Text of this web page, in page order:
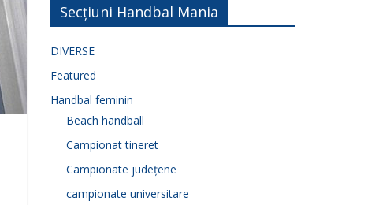
Secțiuni Handbal Mania
DIVERSE
Featured
Handbal feminin
Beach handball
Campionat tineret
Campionate județene
campionate universitare